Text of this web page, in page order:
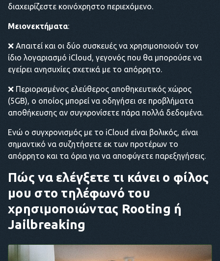
διαχειρίζεστε κοινόχρηστο περιεχόμενο.
Μειονεκτήματα:
❌ Απαιτεί και οι δύο συσκευές να χρησιμοποιούν τον
ίδιο λογαριασμό iCloud, γεγονός που θα μπορούσε να
εγείρει ανησυχίες σχετικά με το απόρρητο.
❌ Περιορισμένος ελεύθερος αποθηκευτικός χώρος
(5GB), ο οποίος μπορεί να οδηγήσει σε προβλήματα
αποθήκευσης αν συγχρονίσετε πάρα πολλά δεδομένα.
Ενώ ο συγχρονισμός με το iCloud είναι βολικός, είναι
σημαντικό να συζητήσετε εκ των προτέρων το
απόρρητο και τα όρια για να αποφύγετε παρεξηγήσεις.
Πώς να ελέγξετε τι κάνει ο φίλος
μου στο τηλέφωνό του
χρησιμοποιώντας Rooting ή
Jailbreaking